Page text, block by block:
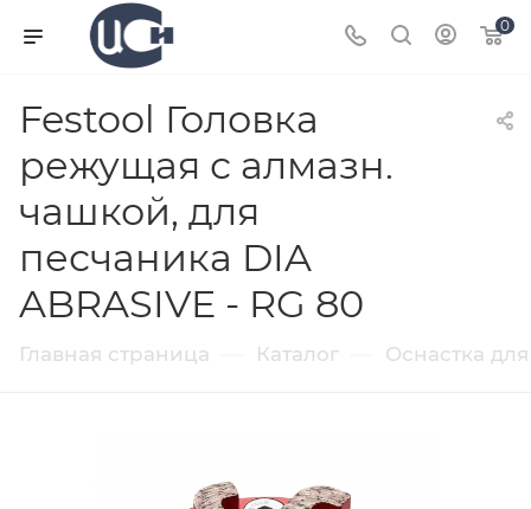
0
Festool Головка
режущая с алмазн.
чашкой, для
песчаника DIA
ABRASIVE - RG 80
Главная страница Каталог Оснастка